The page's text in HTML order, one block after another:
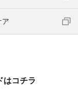
ア
はコチラ